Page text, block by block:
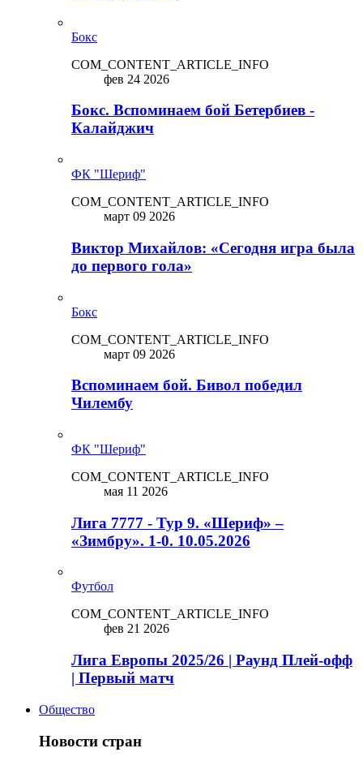
Бокс
COM_CONTENT_ARTICLE_INFO
фев 24 2026
Бокс. Вспоминаем бой Бетербиев -
Калайджич
ФК "Шериф"
COM_CONTENT_ARTICLE_INFO
март 09 2026
Виктор Михайлов: «Сегодня игра была
до первого гола»
Бокс
COM_CONTENT_ARTICLE_INFO
март 09 2026
Вспоминаем бой. Бивол победил
Чилембу
ФК "Шериф"
COM_CONTENT_ARTICLE_INFO
мая 11 2026
Лига 7777 - Тур 9. «Шериф» –
«Зимбру». 1-0. 10.05.2026
Футбол
COM_CONTENT_ARTICLE_INFO
фев 21 2026
Лига Европы 2025/26 | Раунд Плей-офф
| Первый матч
Общество
Новости стран